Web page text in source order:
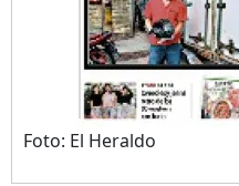
Foto: El Heraldo